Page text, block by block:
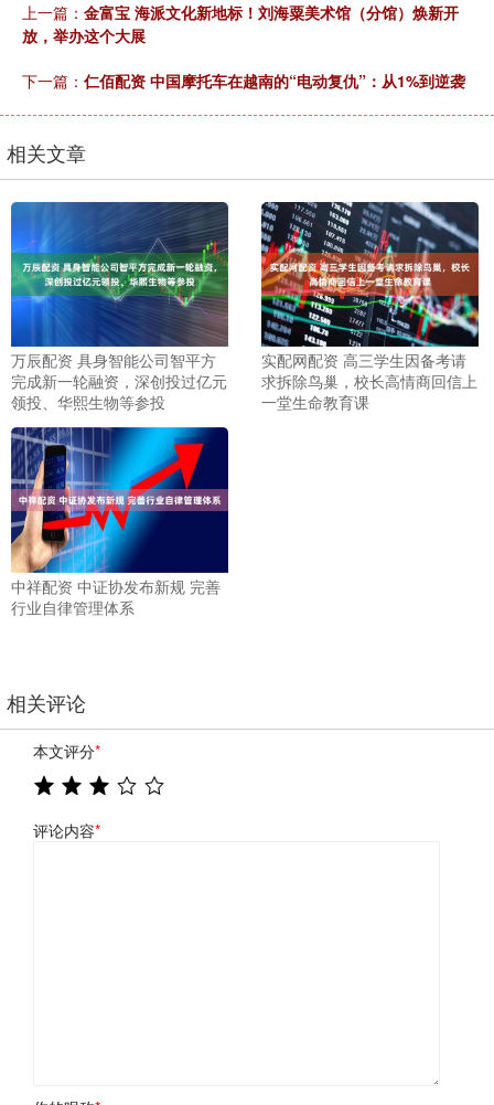
上一篇： 金富宝 海派文化新地标！刘海粟美术馆（分馆）焕新开
放，举办这个大展
下一篇： 仁佰配资 中国摩托车在越南的“电动复仇”：从1%到逆袭
相关文章
万辰配资 具身智能公司智平方
完成新一轮融资，深创投过亿元
领投、华熙生物等参投
实配网配资 高三学生因备考请
求拆除鸟巢，校长高情商回信上
一堂生命教育课
中祥配资 中证协发布新规 完善
行业自律管理体系
相关评论
本文评分*
评论内容*